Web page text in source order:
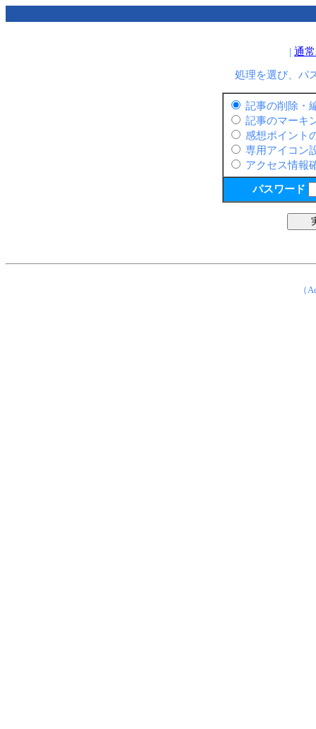
| 通
処理を選び、パ
記事の削除・
記事のマーキ
感想ポイント
専用アイコン
アクセス情報
パスワード
（